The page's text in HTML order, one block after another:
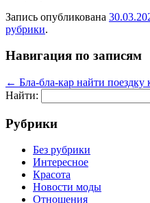
Запись опубликована
рубрики.
Навигация по записям
← Бла-бла-кар найти поездку
Найти:
Рубрики
Без рубрики
Интересное
Красота
Новости моды
Отношения